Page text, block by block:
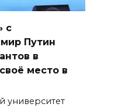
с
Путин
в
место в
университет